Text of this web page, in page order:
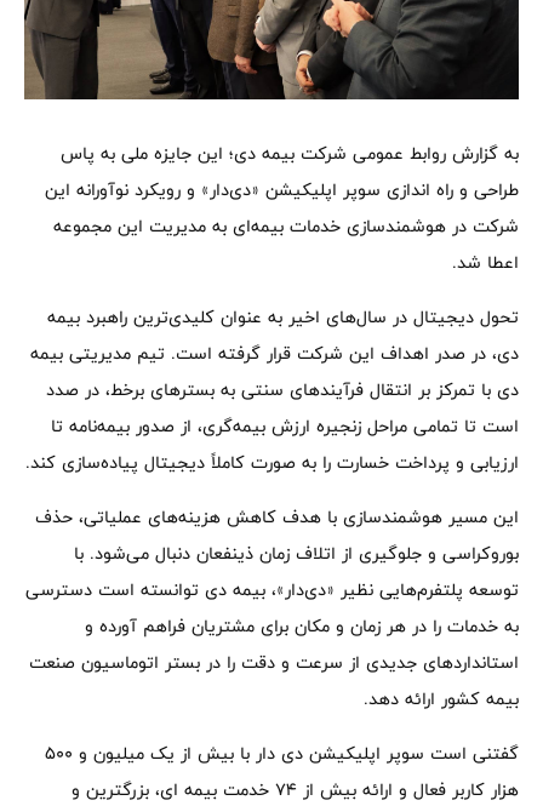
به گزارش روابط عمومی شرکت بیمه دی؛ این جایزه ملی به پاس
طراحی و راه اندازی سوپر اپلیکیشن «دی‌دار» و رویکرد نوآورانه این
شرکت در هوشمندسازی خدمات بیمه‌ای به مدیریت این مجموعه
اعطا شد.
تحول دیجیتال در سال‌های اخیر به عنوان کلیدی‌ترین راهبرد بیمه
دی، در صدر اهداف این شرکت قرار گرفته است. تیم مدیریتی بیمه
دی با تمرکز بر انتقال فرآیندهای سنتی به بسترهای برخط، در صدد
است تا تمامی مراحل زنجیره ارزش بیمه‌گری، از صدور بیمه‌نامه تا
ارزیابی و پرداخت خسارت را به صورت کاملاً دیجیتال پیاده‌سازی کند.
این مسیر هوشمندسازی با هدف کاهش هزینه‌های عملیاتی، حذف
بوروکراسی و جلوگیری از اتلاف زمان ذینفعان دنبال می‌شود. با
توسعه پلتفرم‌هایی نظیر «دی‌دار»، بیمه دی توانسته است دسترسی
به خدمات را در هر زمان و مکان برای مشتریان فراهم آورده و
استانداردهای جدیدی از سرعت و دقت را در بستر اتوماسیون صنعت
بیمه کشور ارائه دهد.
گفتنی است سوپر اپلیکیشن دی دار با بیش از یک میلیون و ۵۰۰
هزار کاربر فعال و ارائه بیش از ۷۴ خدمت بیمه ای، بزرگترین و